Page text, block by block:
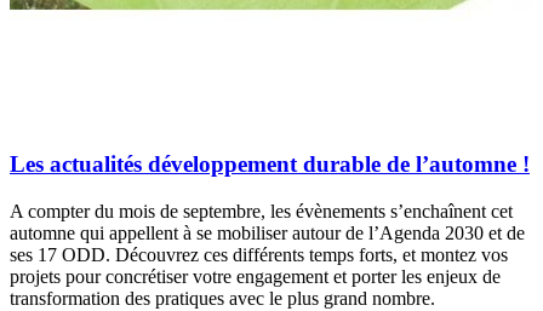
Les actualités développement durable de l’automne !
A compter du mois de septembre, les évènements s’enchaînent cet
automne qui appellent à se mobiliser autour de l’Agenda 2030 et de
ses 17 ODD. Découvrez ces différents temps forts, et montez vos
projets pour concrétiser votre engagement et porter les enjeux de
transformation des pratiques avec le plus grand nombre.